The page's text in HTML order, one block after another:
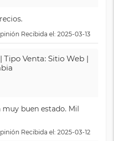
Recibida el: 2025-03-13
| Tipo Venta: Sitio Web |
buen estado. Mil
Recibida el: 2025-03-12